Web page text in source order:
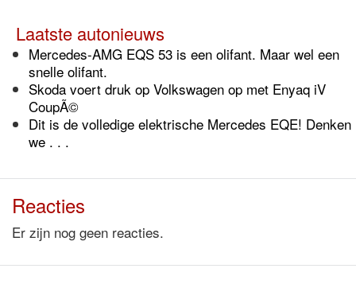
Laatste autonieuws
Mercedes-AMG EQS 53 is een olifant. Maar wel een
snelle olifant.
Skoda voert druk op Volkswagen op met Enyaq iV
CoupÃ©
Dit is de volledige elektrische Mercedes EQE! Denken
we . . .
Reacties
Er zijn nog geen reacties.